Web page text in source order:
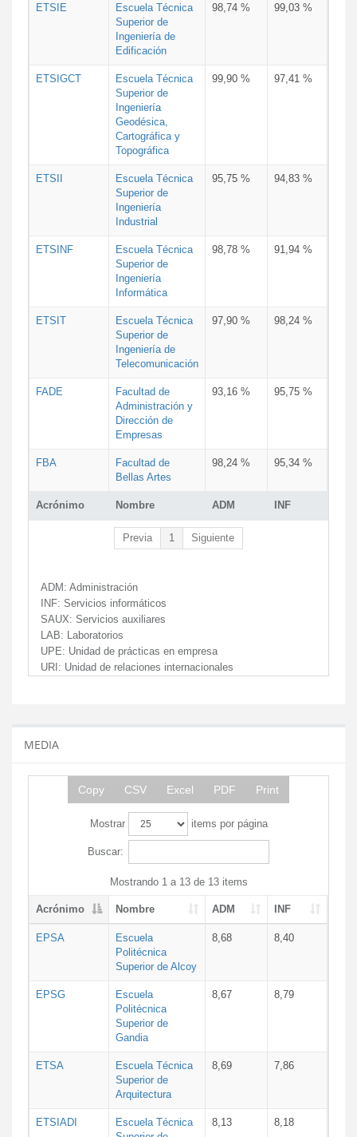
Acrónimo Nombre ADM INF
ETSIE
Escuela Técnica
Superior de
Ingeniería de
Edificación
98,74 % 99,03 %
ETSIGCT
Escuela Técnica
Superior de
Ingeniería
Geodésica,
Cartográfica y
Topográfica
99,90 % 97,41 %
ETSII
Escuela Técnica
Superior de
Ingeniería
Industrial
95,75 % 94,83 %
ETSINF
Escuela Técnica
Superior de
Ingeniería
Informática
98,78 % 91,94 %
ETSIT
Escuela Técnica
Superior de
Ingeniería de
Telecomunicación
97,90 % 98,24 %
FADE
Facultad de
Administración y
Dirección de
Empresas
93,16 % 95,75 %
FBA
Facultad de
Bellas Artes
98,24 % 95,34 %
Previa 1 Siguiente
ADM: Administración
INF: Servicios informáticos
SAUX: Servicios auxiliares
LAB: Laboratorios
UPE: Unidad de prácticas en empresa
URI: Unidad de relaciones internacionales
MEDIA
Copy CSV Excel PDF Print
Mostrar items por página
Buscar:
Mostrando 1 a 13 de 13 items
Acrónimo Nombre ADM INF
EPSA
Escuela
Politécnica
Superior de Alcoy
8,68 8,40
EPSG
Escuela
Politécnica
Superior de
Gandia
8,67 8,79
ETSA
Escuela Técnica
Superior de
Arquitectura
8,69 7,86
ETSIADI
Escuela Técnica
8,13 8,18